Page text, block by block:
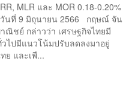
MLR และ MOR 0.18-0.20%
วันที่ 9 มิถุนายน 2566 กฤษณ์ จัน
ณิชย์ กล่าวว่า เศรษฐกิจไทยมี
วไปมีแนวโน้มปรับลดลงมาอยู่
ย และเพื...